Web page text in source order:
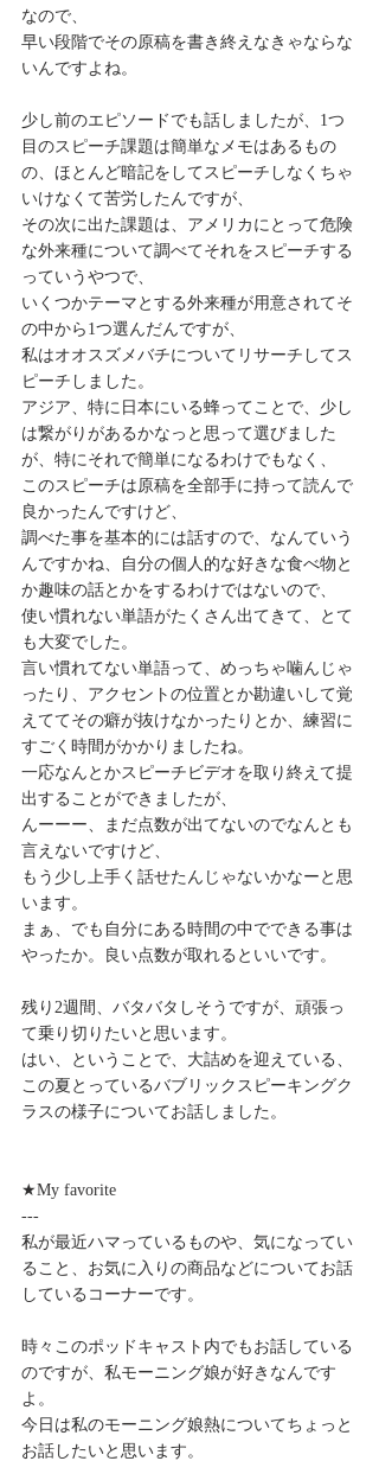
なので、
早い段階でその原稿を書き終えなきゃならな
いんですよね。
少し前のエピソードでも話しましたが、1つ
目のスピーチ課題は簡単なメモはあるもの
の、ほとんど暗記をしてスピーチしなくちゃ
いけなくて苦労したんですが、
その次に出た課題は、アメリカにとって危険
な外来種について調べてそれをスピーチする
っていうやつで、
いくつかテーマとする外来種が用意されてそ
の中から1つ選んだんですが、
私はオオスズメバチについてリサーチしてス
ピーチしました。
アジア、特に日本にいる蜂ってことで、少し
は繋がりがあるかなっと思って選びました
が、特にそれで簡単になるわけでもなく、
このスピーチは原稿を全部手に持って読んで
良かったんですけど、
調べた事を基本的には話すので、なんていう
んですかね、自分の個人的な好きな食べ物と
か趣味の話とかをするわけではないので、
使い慣れない単語がたくさん出てきて、とて
も大変でした。
言い慣れてない単語って、めっちゃ噛んじゃ
ったり、アクセントの位置とか勘違いして覚
えててその癖が抜けなかったりとか、練習に
すごく時間がかかりましたね。
一応なんとかスピーチビデオを取り終えて提
出することができましたが、
んーーー、まだ点数が出てないのでなんとも
言えないですけど、
もう少し上手く話せたんじゃないかなーと思
います。
まぁ、でも自分にある時間の中でできる事は
やったか。良い点数が取れるといいです。
残り2週間、バタバタしそうですが、頑張っ
て乗り切りたいと思います。
はい、ということで、大詰めを迎えている、
この夏とっているバブリックスピーキングク
ラスの様子についてお話しました。
★My favorite
---
私が最近ハマっているものや、気になってい
ること、お気に入りの商品などについてお話
しているコーナーです。
時々このポッドキャスト内でもお話している
のですが、私モーニング娘が好きなんです
よ。
今日は私のモーニング娘熱についてちょっと
お話したいと思います。